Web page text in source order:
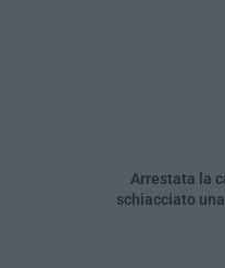
Arrestata la
schiacciato